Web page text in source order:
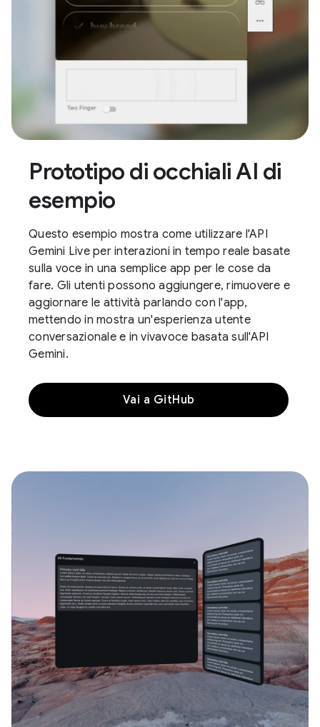
Prototipo di occhiali AI di
esempio
Questo esempio mostra come utilizzare l'API
Gemini Live per interazioni in tempo reale basate
sulla voce in una semplice app per le cose da
fare. Gli utenti possono aggiungere, rimuovere e
aggiornare le attività parlando con l'app,
mettendo in mostra un'esperienza utente
conversazionale e in vivavoce basata sull'API
Gemini.
Vai a GitHub